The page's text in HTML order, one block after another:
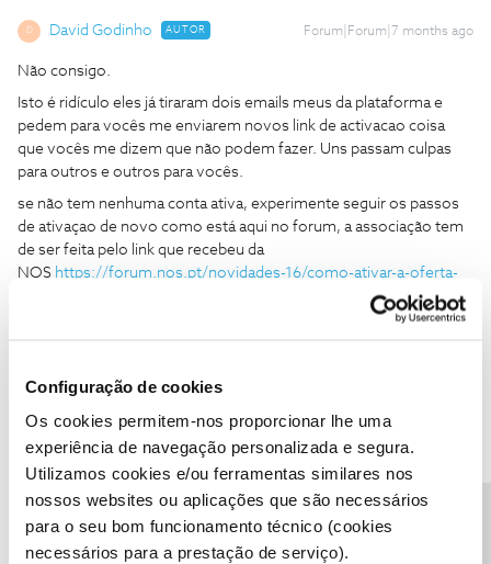
Configuração de cookies
Os cookies permitem-nos proporcionar lhe uma
experiência de navegação personalizada e segura.
Utilizamos cookies e/ou ferramentas similares nos
nossos websites ou aplicações que são necessários
para o seu bom funcionamento técnico (cookies
necessários para a prestação de serviço).
D David Godinho AUTOR Forum|Forum|7 months ago
Não consigo.
Isto é ridículo eles já tiraram dois emails meus da plataforma e
pedem para vocês me enviarem novos link de activacao coisa
que vocês me dizem que não podem fazer. Uns passam culpas
para outros e outros para vocês.
se não tem nenhuma conta ativa, experimente seguir os passos
de ativaçao de novo como está aqui no forum, a associação tem
de ser feita pelo link que recebeu da
NOS https://forum.nos.pt/novidades-16/como-ativar-a-oferta-
de-mensalidades-skyshowtime-na-my-nos-51066?
plataforma sky pede para escolher um plano e fazer o pagamento